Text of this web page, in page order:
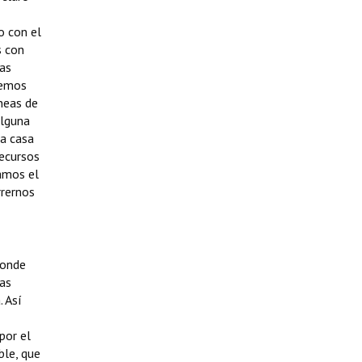
con el
con
de
casa
el
Inmueble contando con la colaboración de ambos espacios de administración y la idea es más o menos entre, digamos, marzo y abril poder dar una definición concreta de estado de propiedad de los lotes. Esto tiene que ver con que en medio de esto, haciendo un estudio, simple, se ve que a través de distintas administracio